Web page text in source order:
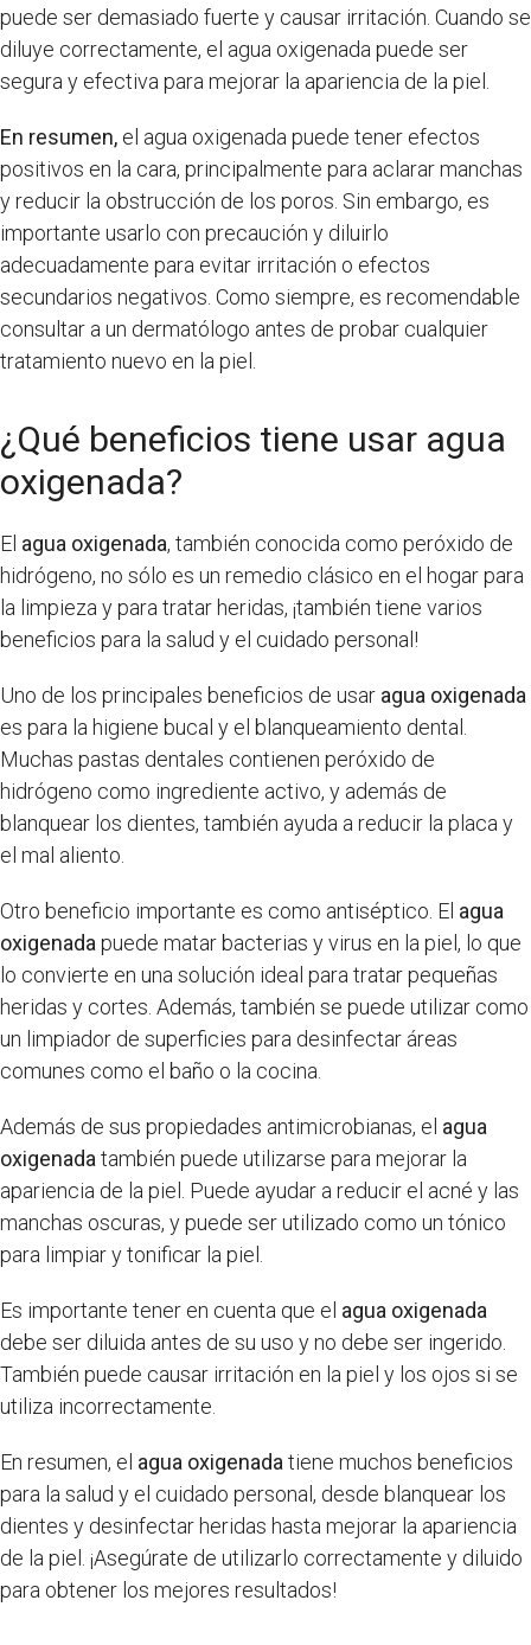
puede ser demasiado fuerte y causar irritación. Cuando se
diluye correctamente, el agua oxigenada puede ser
segura y efectiva para mejorar la apariencia de la piel.
En resumen, el agua oxigenada puede tener efectos
positivos en la cara, principalmente para aclarar manchas
y reducir la obstrucción de los poros. Sin embargo, es
importante usarlo con precaución y diluirlo
adecuadamente para evitar irritación o efectos
secundarios negativos. Como siempre, es recomendable
consultar a un dermatólogo antes de probar cualquier
tratamiento nuevo en la piel.
¿Qué beneficios tiene usar agua
oxigenada?
El agua oxigenada, también conocida como peróxido de
hidrógeno, no sólo es un remedio clásico en el hogar para
la limpieza y para tratar heridas, ¡también tiene varios
beneficios para la salud y el cuidado personal!
Uno de los principales beneficios de usar agua oxigenada
es para la higiene bucal y el blanqueamiento dental.
Muchas pastas dentales contienen peróxido de
hidrógeno como ingrediente activo, y además de
blanquear los dientes, también ayuda a reducir la placa y
el mal aliento.
Otro beneficio importante es como antiséptico. El agua
oxigenada puede matar bacterias y virus en la piel, lo que
lo convierte en una solución ideal para tratar pequeñas
heridas y cortes. Además, también se puede utilizar como
un limpiador de superficies para desinfectar áreas
comunes como el baño o la cocina.
Además de sus propiedades antimicrobianas, el agua
oxigenada también puede utilizarse para mejorar la
apariencia de la piel. Puede ayudar a reducir el acné y las
manchas oscuras, y puede ser utilizado como un tónico
para limpiar y tonificar la piel.
Es importante tener en cuenta que el agua oxigenada
debe ser diluida antes de su uso y no debe ser ingerido.
También puede causar irritación en la piel y los ojos si se
utiliza incorrectamente.
En resumen, el agua oxigenada tiene muchos beneficios
para la salud y el cuidado personal, desde blanquear los
dientes y desinfectar heridas hasta mejorar la apariencia
de la piel. ¡Asegúrate de utilizarlo correctamente y diluido
para obtener los mejores resultados!